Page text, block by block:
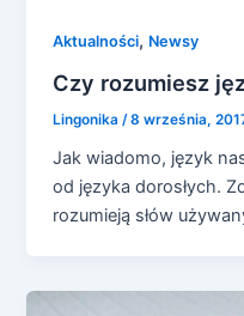
Aktualności, Newsy
Czy rozumiesz
Lingonika /8 września,
Jak wiadomo, język
od języka dorosłych.
rozumieją słów